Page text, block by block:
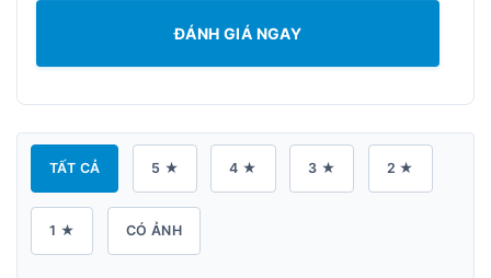
ĐÁNH GIÁ NGAY
TẤT CẢ 5 ★ 4 ★ 3 ★ 2 ★
1 ★ CÓ ẢNH